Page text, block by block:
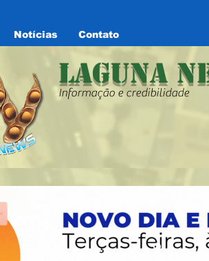
Notícias Contato
Laguna
Informação e credibilidade